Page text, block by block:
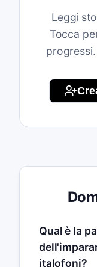
Leggi
Tocca
Qual è la
italofoni?